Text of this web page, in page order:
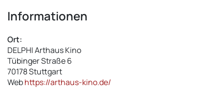
Informationen
Ort:
DELPHI Arthaus Kino
Tübinger Straße 6
70178Stuttgart
Webhttps://arthaus-kino.de/